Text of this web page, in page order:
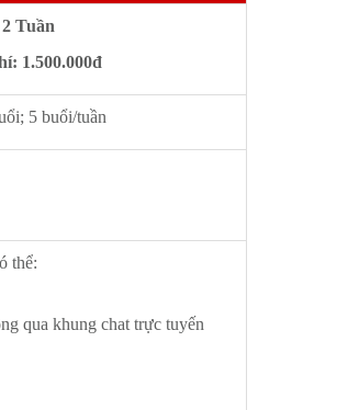
2 Tuần
1.500.000đ
5 buổi/tuần
thể:
qua khung chat trực tuyến